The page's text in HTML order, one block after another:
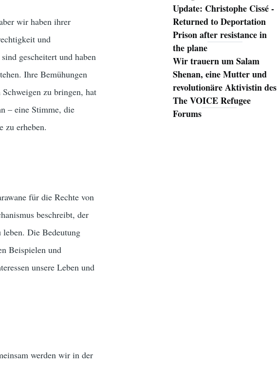
wir haben ihrer
und
gescheitert und haben
Ihre Bemühungen
zu bringen, hat
– eine Stimme, die
zu erheben.
für die Rechte von
beschreibt, der
Die Bedeutung
Beispielen und
unsere Leben und
werden wir in der
Update: Christophe Cissé -
Returned to Deportation
Prison after resistance in
the plane
Wir trauern um Salam
Shenan, eine Mutter und
revolutionäre Aktivistin des
The VOICE Refugee
Forums